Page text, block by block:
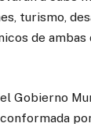
turismo,
de
Gobierno